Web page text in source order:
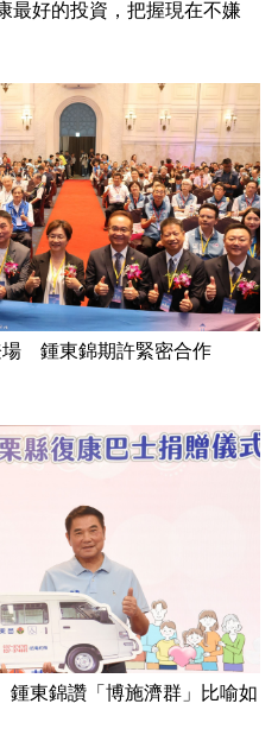
最好的投資，把握現在不嫌
場 鍾東錦期許緊密合作
東錦讚「博施濟群」比喻如